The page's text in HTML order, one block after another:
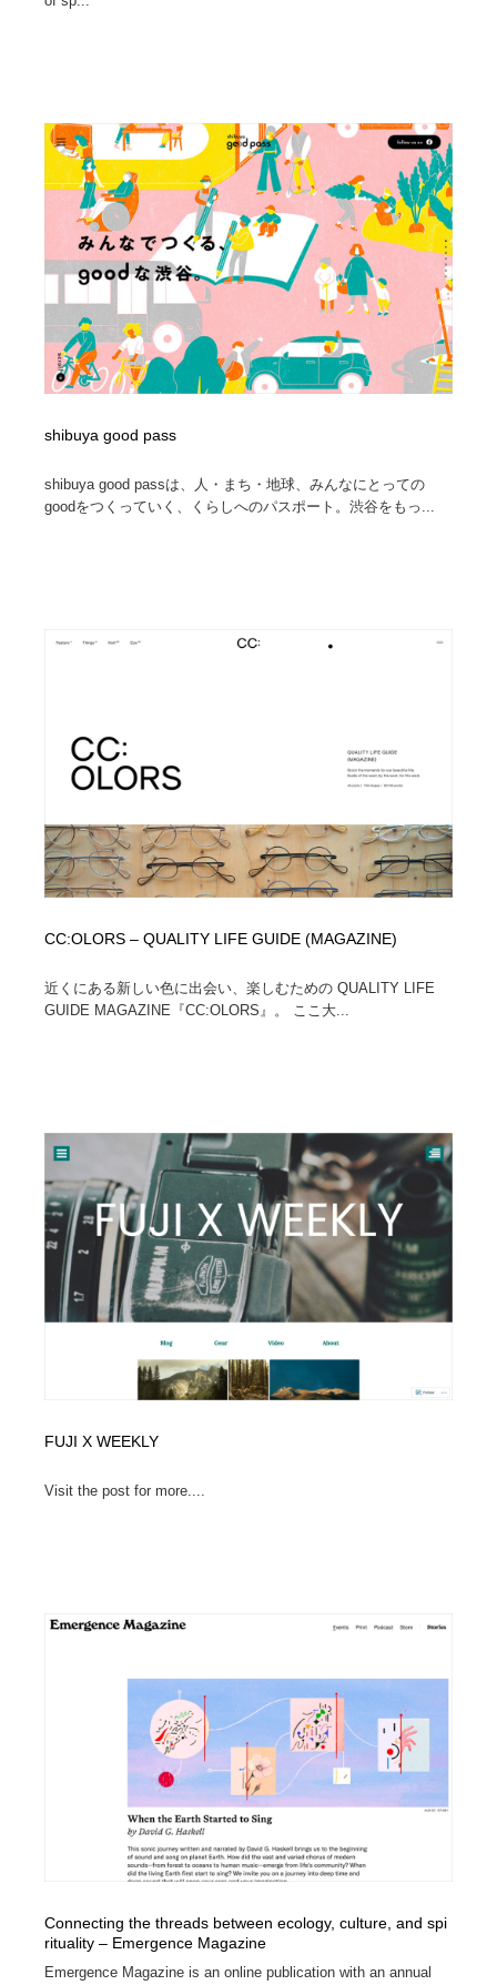
shibuya good pass
shibuya good passは、人・まち・地球、みんなにとっての
goodをつくっていく、くらしへのパスポート。渋谷をもっ...
CC:OLORS – QUALITY LIFE GUIDE (MAGAZINE)
近くにある新しい色に出会い、楽しむための QUALITY LIFE
GUIDE MAGAZINE『CC:OLORS』。 ここ大...
FUJI X WEEKLY
Visit the post for more....
Connecting the threads between ecology, culture, and spi
rituality – Emergence Magazine
Emergence Magazine is an online publication with an annual